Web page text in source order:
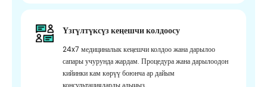
Үзгүлтүксүз кеңешчи колдоосу
24x7 медициналык кеңешчи колдоо жана дарылоо
сапары учурунда жардам. Процедура жана дарылоодон
кийинки кам көрүү боюнча ар дайым
консультацияларды алыңыз.